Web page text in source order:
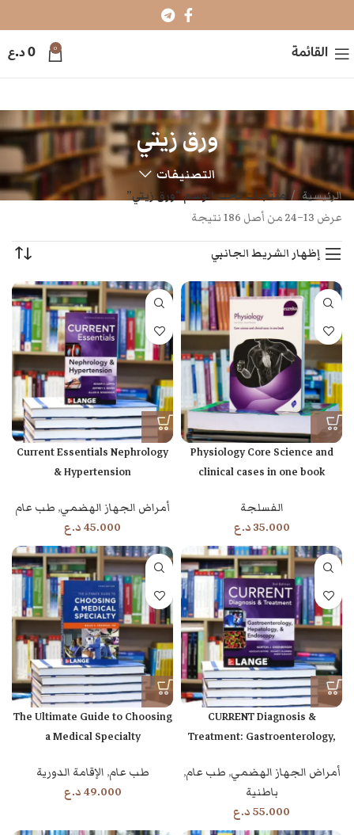
القائمة 0
0د.ع
ورق زيتي
التصنيفات
الرئيسية
منتجات تحت الوسم “ورق زيتي”
عرض 13–24 من أصل 186 نتيجة
إظهار الشريط الجانبي
Physiology Core Science and
clinical cases in one book
الفسلجة
35.000د.ع
Current Essentials Nephrology
& Hypertension
أمراض الجهاز الهضمي, طب عام
45.000د.ع
CURRENT Diagnosis &
Treatment: Gastroenterology,
ED
أمراض الجهاز الهضمي, طب عام,
باطنية
55.000د.ع
The Ultimate Guide to Choosing
a Medical Specialty
طب عام, الإقامة الدورية
49.000د.ع